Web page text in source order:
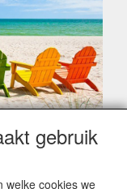
een hoop
gebruik
welke cookies we